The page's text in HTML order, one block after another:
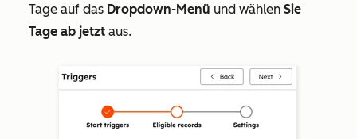
Tage auf das Dropdown-Menü und wählen Sie
Tage ab jetzt aus.